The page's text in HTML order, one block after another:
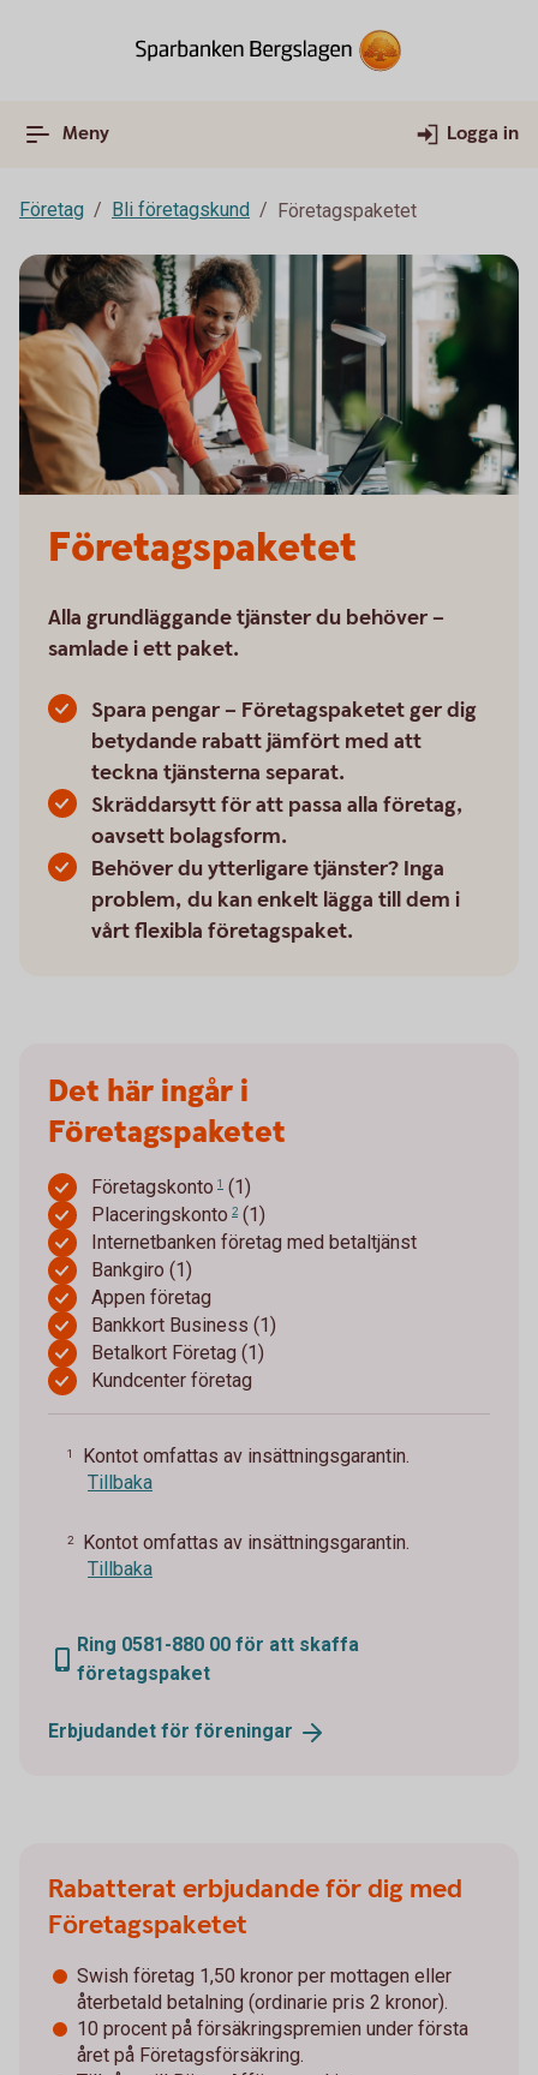
Meny Logga in
Företag Bli företagskund Företagspaketet
Företagspaketet
Alla grundläggande tjänster du behöver –
samlade i ett paket.
Spara pengar – Företagspaketet ger dig
betydande rabatt jämfört med att
teckna tjänsterna separat.
Skräddarsytt för att passa alla företag,
oavsett bolagsform.
Behöver du ytterligare tjänster? Inga
problem, du kan enkelt lägga till dem i
vårt flexibla företagspaket.
Det här ingår i
Företagspaketet
Företagskonto 1 (1)
Placeringskonto 2(1)
Internetbanken företag med betaltjänst
Bankgiro (1)
Appen företag
Bankkort Business (1)
Betalkort Företag (1)
Kundcenter företag
1
Kontot omfattas av insättningsgarantin.
Tillbaka
2
Kontot omfattas av insättningsgarantin.
Tillbaka
Ring 0581-880 00 för att skaffa
företagspaket
Erbjudandet för föreningar
Rabatterat erbjudande för dig med
Företagspaketet
Swish företag 1,50 kronor per mottagen eller
återbetald betalning (ordinarie pris 2 kronor).
10 procent på försäkringspremien under första
året på Företagsförsäkring.